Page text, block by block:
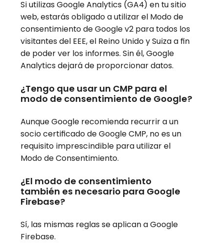
Si utilizas Google Analytics (GA4) en tu sitio
web, estarás obligado a utilizar el Modo de
consentimiento de Google v2 para todos los
visitantes del EEE, el Reino Unido y Suiza a fin
de poder ver los informes. Sin él, Google
Analytics dejará de proporcionar datos.
¿Tengo que usar un CMP para el
modo de consentimiento de Google?
Aunque Google recomienda recurrir a un
socio certificado de Google CMP, no es un
requisito imprescindible para utilizar el
Modo de Consentimiento.
¿El modo de consentimiento
también es necesario para Google
Firebase?
Sí, las mismas reglas se aplican a Google
Firebase.